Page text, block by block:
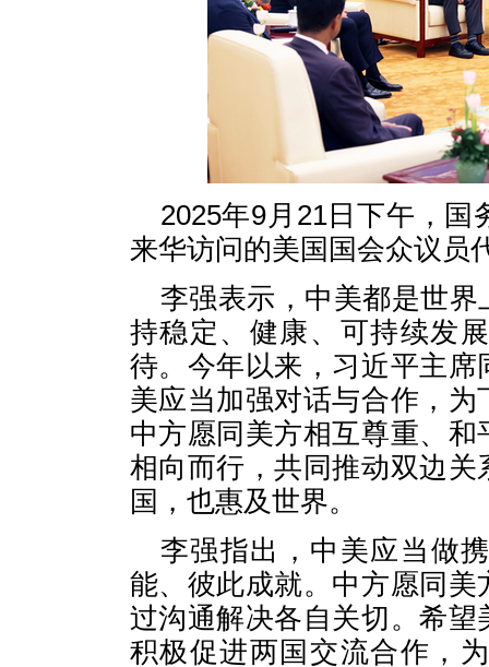
2025年9月21日下午，
来华访问的美国国会众议员
李强表示，中美都是世
持稳定、健康、可持续发
待。今年以来，习近平主
美应当加强对话与合作，
中方愿同美方相互尊重、
相向而行，共同推动双边
国，也惠及世界。
李强指出，中美应当做
能、彼此成就。中方愿同
过沟通解决各自关切。希
积极促进两国交流合作，